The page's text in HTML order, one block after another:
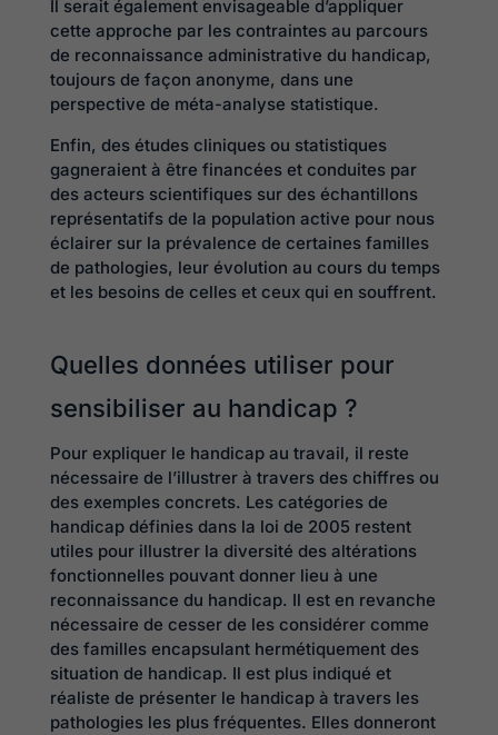
Il serait également envisageable d’appliquer
cette approche par les contraintes au parcours
de reconnaissance administrative du handicap,
toujours de façon anonyme, dans une
perspective de méta-analyse statistique.
Enfin, des études cliniques ou statistiques
gagneraient à être financées et conduites par
des acteurs scientifiques sur des échantillons
représentatifs de la population active pour nous
éclairer sur la prévalence de certaines familles
de pathologies, leur évolution au cours du temps
et les besoins de celles et ceux qui en souffrent.
Quelles données utiliser pour
sensibiliser au handicap ?
Pour expliquer le handicap au travail, il reste
nécessaire de l’illustrer à travers des chiffres ou
des exemples concrets. Les catégories de
handicap définies dans la loi de 2005 restent
utiles pour illustrer la diversité des altérations
fonctionnelles pouvant donner lieu à une
reconnaissance du handicap. Il est en revanche
nécessaire de cesser de les considérer comme
des familles encapsulant hermétiquement des
situation de handicap. Il est plus indiqué et
réaliste de présenter le handicap à travers les
pathologies les plus fréquentes. Elles donneront